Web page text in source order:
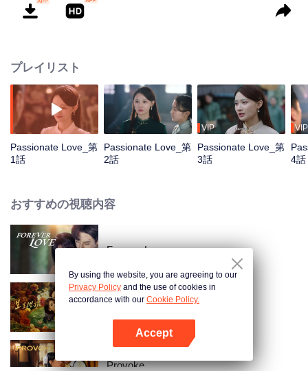
プレイリスト
Passionate Love_第
1話
Passionate Love_第
2話
VIP
Passionate Love_第
3話
VIP
4話
おすすめの視聴内容
Forever Love
Dangerous Love
Provoke
By using the website, you are agreeing to our
Privacy Policy and the use of cookies in
accordance with our Cookie Policy.
Accept